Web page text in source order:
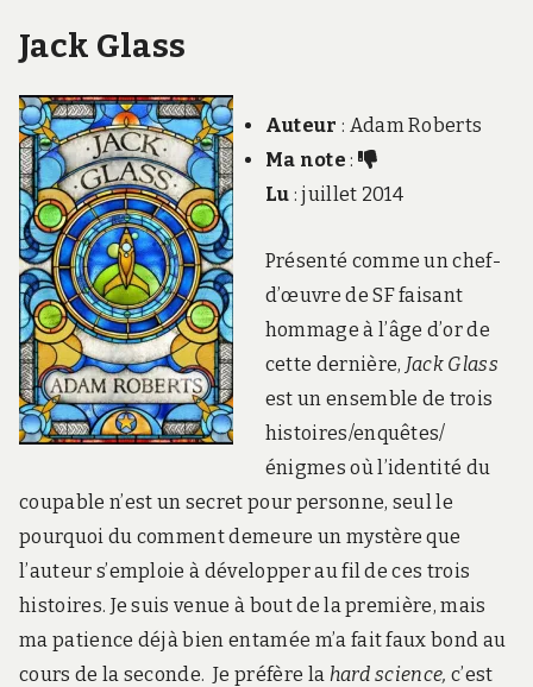
Jack Glass
Auteur : Adam Roberts
Ma note :
Lu : juillet 2014
Présenté comme un chef-
d’œuvre de SF faisant
hommage à l’âge d’or de
cette dernière, Jack Glass
est un ensemble de trois
histoires/enquêtes/
énigmes où l’identité du
coupable n’est un secret pour personne, seul le
pourquoi du comment demeure un mystère que
l’auteur s’emploie à développer au fil de ces trois
histoires. Je suis venue à bout de la première, mais
ma patience déjà bien entamée m’a fait faux bond au
cours de la seconde. Je préfère la hard science, c’est